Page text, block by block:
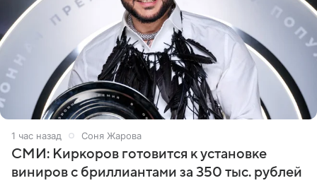
1 час назад Соня Жарова
СМИ: Киркоров готовится к установке
виниров с бриллиантами за 350 тыс. рублей